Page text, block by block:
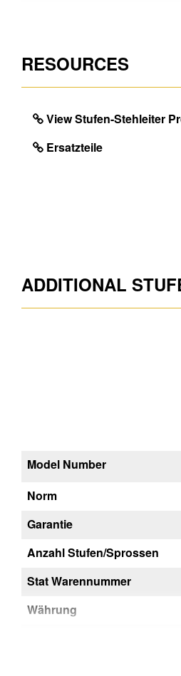
Region
Herkunftsland
Mengeneinheit
EAN
RESOURCES
View Stufen-Stehleiter
Ersatzteile
ADDITIONAL
Model Number
Norm
Garantie
Anzahl Stufen/Sprossen
Stat Warennummer
Währung
48947
EN-131 professional
10 Jahre Garantie
7 Stufen
76169990
EUR